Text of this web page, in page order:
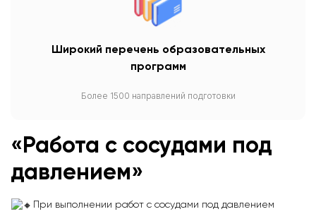
Широкий перечень образовательных
программ
Более 1500 направлений подготовки
«Работа с сосудами под
давлением»
При выполнении работ с сосудами под давлением